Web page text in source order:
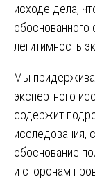
исходе дела,
обоснованного
легитимность
Мы
экспертного
содержит
исследования,
обоснование
и сторонам